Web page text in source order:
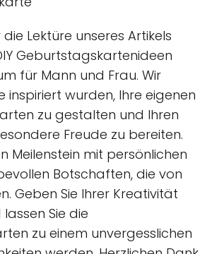
Lektüre unseres Artikels
Geburtstagskartenideen
für Mann und Frau. Wir
inspiriert wurden, Ihre eigenen
zu gestalten und Ihren
Freude zu bereiten.
Meilenstein mit persönlichen
Botschaften, die von
Geben Sie Ihrer Kreativität
Sie die
zu einem unvergesslichen